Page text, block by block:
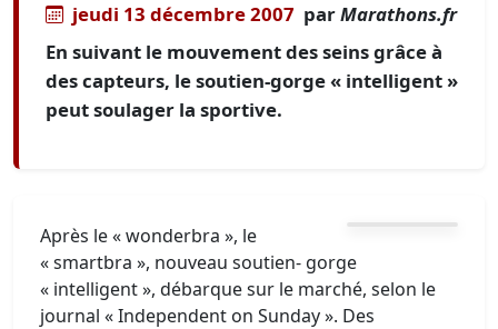
jeudi 13 décembre 2007 parMarathons.fr
En suivant le mouvement des seins grâce à
des capteurs, le soutien-gorge « intelligent »
peut soulager la sportive.
Après le « wonderbra », le
« smartbra », nouveau soutien- gorge
« intelligent », débarque sur le marché, selon le
journal « Independent on Sunday ». Des